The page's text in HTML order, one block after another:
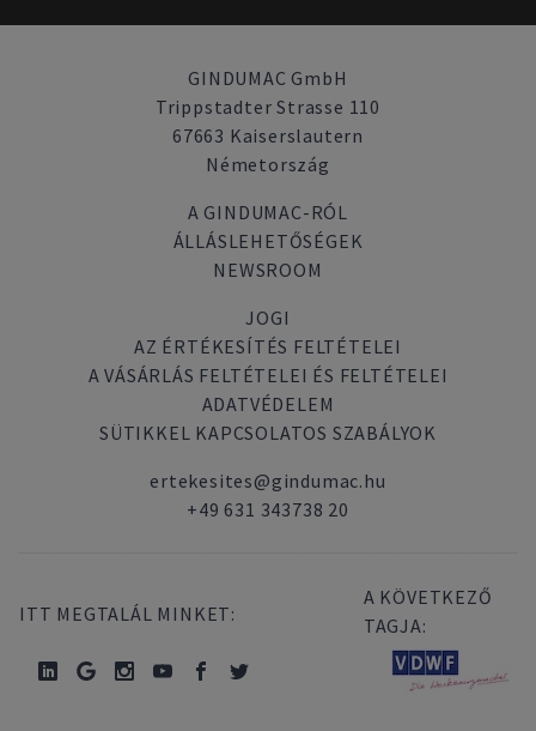
GINDUMAC GmbH
Trippstadter Strasse 110
67663 Kaiserslautern
Németország
A GINDUMAC-RÓL
ÁLLÁSLEHETŐSÉGEK
NEWSROOM
JOGI
AZ ÉRTÉKESÍTÉS FELTÉTELEI
A VÁSÁRLÁS FELTÉTELEI ÉS FELTÉTELEI
ADATVÉDELEM
SÜTIKKEL KAPCSOLATOS SZABÁLYOK
ertekesites@gindumac.hu
+49 631 343738 20
ITT MEGTALÁL MINKET:
A KÖVETKEZŐ
TAGJA: